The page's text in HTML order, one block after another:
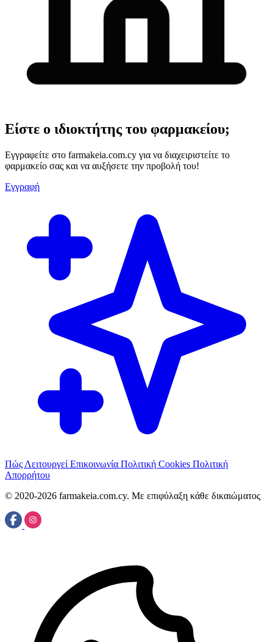
Είστε ο ιδιοκτήτης του φαρμακείου;
Εγγραφείτε στο farmakeia.com.cy για να διαχειριστείτε το
φαρμακείο σας και να αυξήσετε την προβολή του!
Εγγραφή
Πώς Λειτουργεί Επικοινωνία Πολιτική Cookies Πολιτική
Απορρήτου
© 2020-2026 farmakeia.com.cy. Με επιφύλαξη κάθε δικαιώματος